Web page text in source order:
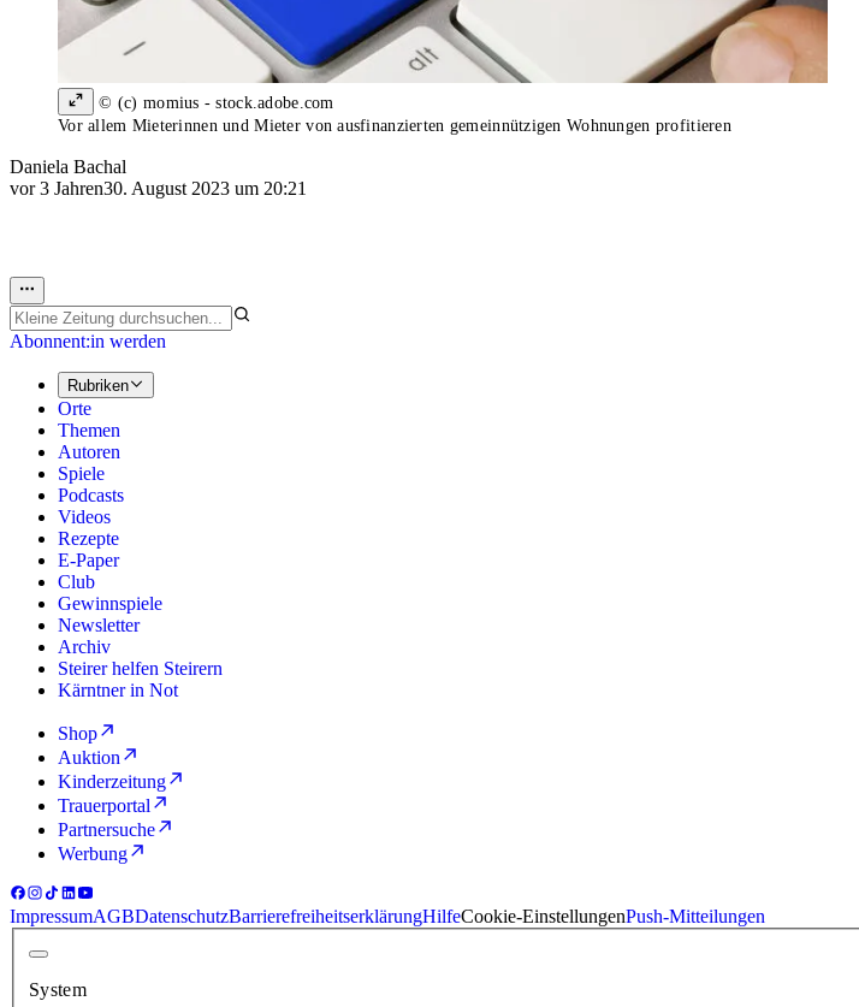
© (c) momius - stock.adobe.com
Vor allem Mieterinnen und Mieter von ausfinanzierten gemeinnützigen Wohnungen profitieren
Daniela Bachal
vor 3 Jahren30. August 2023 um 20:21
Abonnent:in werden
Rubriken
Orte
Themen
Autoren
Spiele
Podcasts
Videos
Rezepte
E-Paper
Club
Gewinnspiele
Newsletter
Archiv
Steirer helfen Steirern
Kärntner in Not
Shop
Auktion
Kinderzeitung
Trauerportal
Partnersuche
Werbung
ImpressumAGBDatenschutzBarrierefreiheitserklärungHilfeCookie-EinstellungenPush-Mitteilungen
System